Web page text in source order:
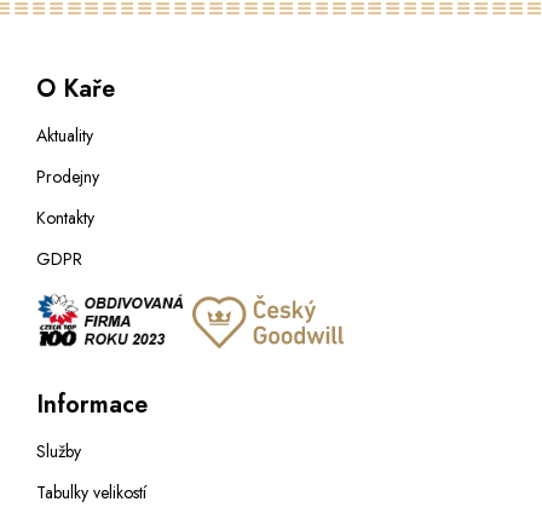
O Kaře
Aktuality
Prodejny
Kontakty
GDPR
Informace
Služby
Tabulky velikostí